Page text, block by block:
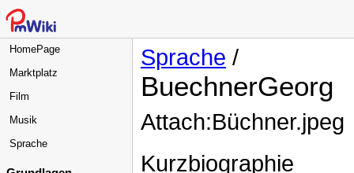
HomePage
Marktplatz
Film
Musik
Sprache
Sprache /
BuechnerGeorg
Attach:Büchner.jpeg
Kurzbiographie